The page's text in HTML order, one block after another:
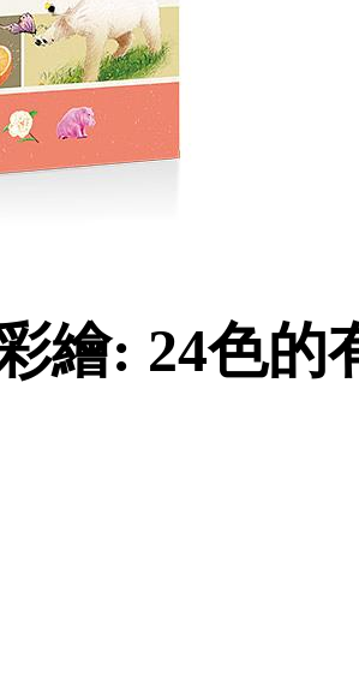
繪: 24色的